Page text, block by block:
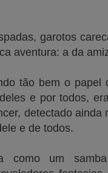
garotos
aventura: a da
tão bem o papel
e por todos,
detectado ainda
e de todos.
como um samba